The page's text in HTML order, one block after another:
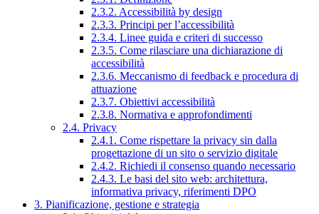
2.3.2. Accessibilità by design
2.3.3. Principi per l’accessibilità
2.3.4. Linee guida e criteri di successo
2.3.5. Come rilasciare una dichiarazione di
accessibilità
2.3.6. Meccanismo di feedback e procedura di
attuazione
2.3.7. Obiettivi accessibilità
2.3.8. Normativa e approfondimenti
2.4. Privacy
2.4.1. Come rispettare la privacy sin dalla
progettazione di un sito o servizio digitale
2.4.2. Richiedi il consenso quando necessario
2.4.3. Le basi del sito web: architettura,
informativa privacy, riferimenti DPO
3. Pianificazione, gestione e strategia